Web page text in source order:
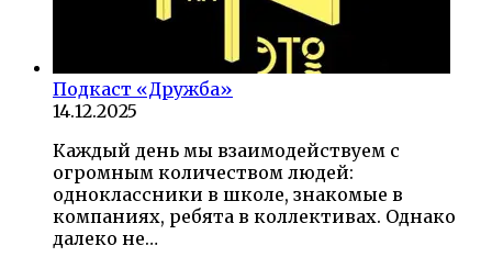
Подкаст «Дружба»
14.12.2025
Каждый день мы взаимодействуем с
огромным количеством людей:
одноклассники в школе, знакомые в
компаниях, ребята в коллективах. Однако
далеко не…